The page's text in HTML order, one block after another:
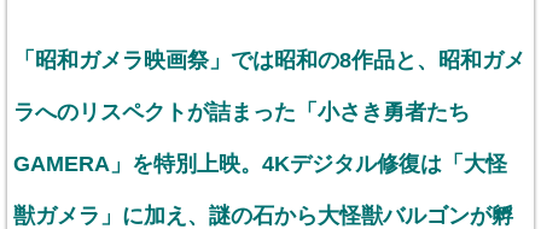
「昭和ガメラ映画祭」では昭和の8作品と、昭和ガメ
ラへのリスペクトが詰まった「小さき勇者たち
GAMERA」を特別上映。4Kデジタル修復は「大怪
獣ガメラ」に加え、謎の石から大怪獣バルゴンが孵